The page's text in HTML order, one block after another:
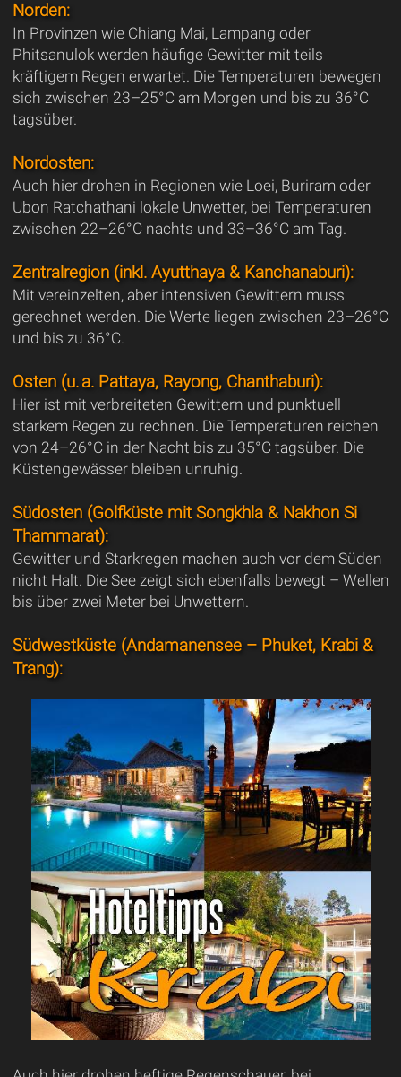
Norden:
In Provinzen wie Chiang Mai, Lampang oder
Phitsanulok werden häufige Gewitter mit teils
kräftigem Regen erwartet. Die Temperaturen bewegen
sich zwischen 23–25°C am Morgen und bis zu 36°C
tagsüber.
Nordosten:
Auch hier drohen in Regionen wie Loei, Buriram oder
Ubon Ratchathani lokale Unwetter, bei Temperaturen
zwischen 22–26°C nachts und 33–36°C am Tag.
Zentralregion (inkl. Ayutthaya & Kanchanaburi):
Mit vereinzelten, aber intensiven Gewittern muss
gerechnet werden. Die Werte liegen zwischen 23–26°C
und bis zu 36°C.
Osten (u. a. Pattaya, Rayong, Chanthaburi):
Hier ist mit verbreiteten Gewittern und punktuell
starkem Regen zu rechnen. Die Temperaturen reichen
von 24–26°C in der Nacht bis zu 35°C tagsüber. Die
Küstengewässer bleiben unruhig.
Südosten (Golfküste mit Songkhla & Nakhon Si
Thammarat):
Gewitter und Starkregen machen auch vor dem Süden
nicht Halt. Die See zeigt sich ebenfalls bewegt – Wellen
bis über zwei Meter bei Unwettern.
Südwestküste (Andamanensee – Phuket, Krabi &
Trang):